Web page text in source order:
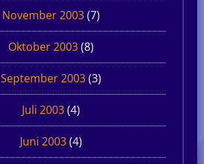
November 2003(7)
Oktober 2003(8)
September 2003(3)
Juli 2003(4)
Juni 2003(4)